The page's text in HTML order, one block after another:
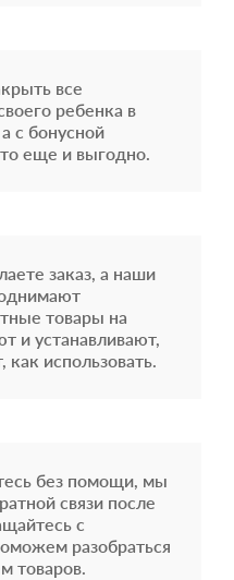
все
ребенка в
с бонусной
еще и выгодно.
заказ, а наши
товары на
и устанавливают,
как использовать.
без помощи, мы
связи после
с
разобраться
товаров.